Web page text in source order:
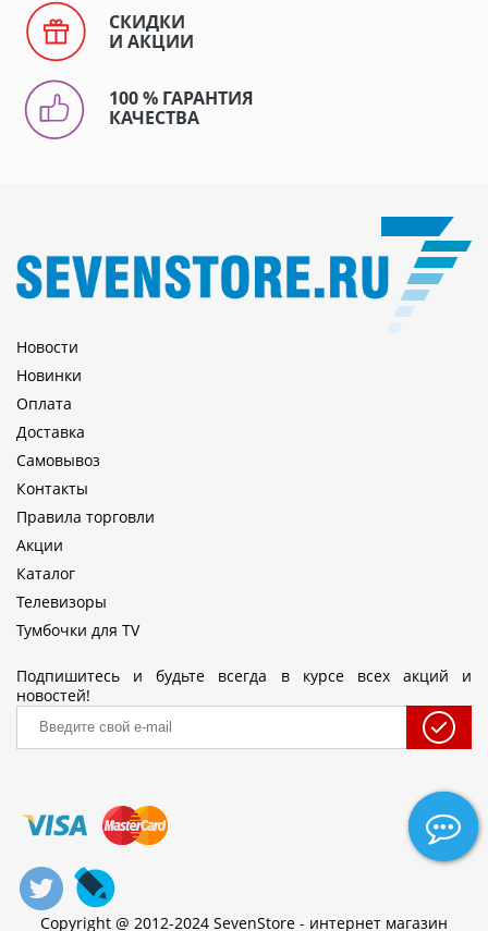
СКИДКИ
И АКЦИИ
100 % ГАРАНТИЯ
КАЧЕСТВА
Новости
Новинки
Оплата
Доставка
Самовывоз
Контакты
Правила торговли
Акции
Каталог
Телевизоры
Тумбочки для TV
Подпишитесь и будьте всегда в курсе всех акций и
новостей!
Copyright @ 2012-2024 SevenStore - интернет магазин